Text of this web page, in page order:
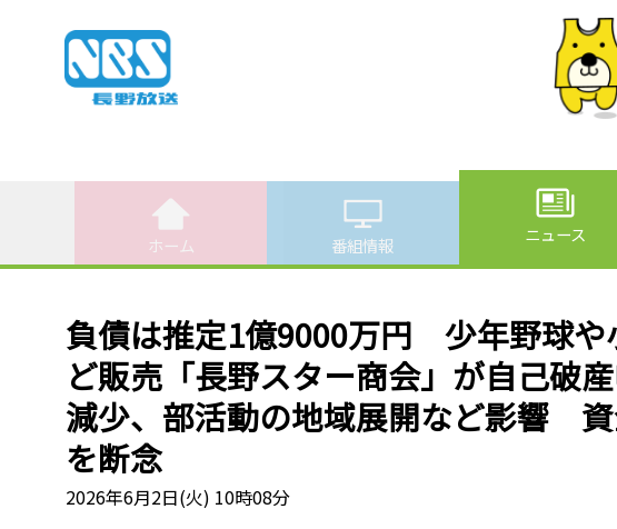
ホーム 番組情報 ニュース
負債は推定1億9000万円 少年野球や
ど販売「長野スター商会」が自己破
減少、部活動の地域展開など影響
を断念
2026年6月2日(火) 10時08分